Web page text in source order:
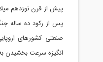
پیش از قرن نوزدهم
پس‌ از رکود ده ساله
صنعتی کشورهای
انگیزه سرعت بخشیدن